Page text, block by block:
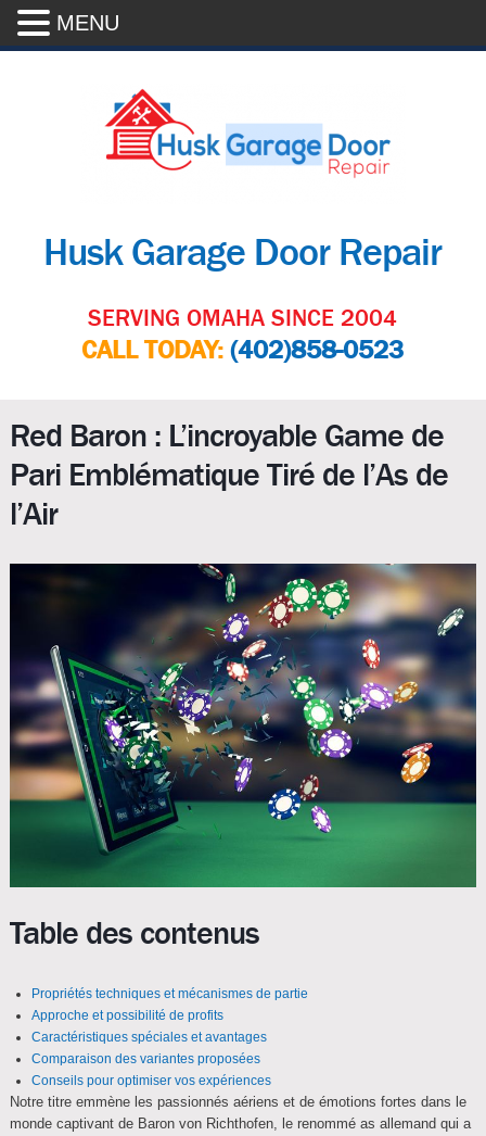
Husk Garage Door Repair
SERVING OMAHA SINCE 2004
CALL TODAY:(402)858-0523
Red Baron : L’incroyable Game de
Pari Emblématique Tiré de l’As de
l’Air
Table des contenus
Propriétés techniques et mécanismes de partie
Approche et possibilité de profits
Caractéristiques spéciales et avantages
Comparaison des variantes proposées
Conseils pour optimiser vos expériences
Notre titre emmène les passionnés aériens et de émotions fortes dans le
monde captivant de Baron von Richthofen, le renommé as allemand qui a
MENU